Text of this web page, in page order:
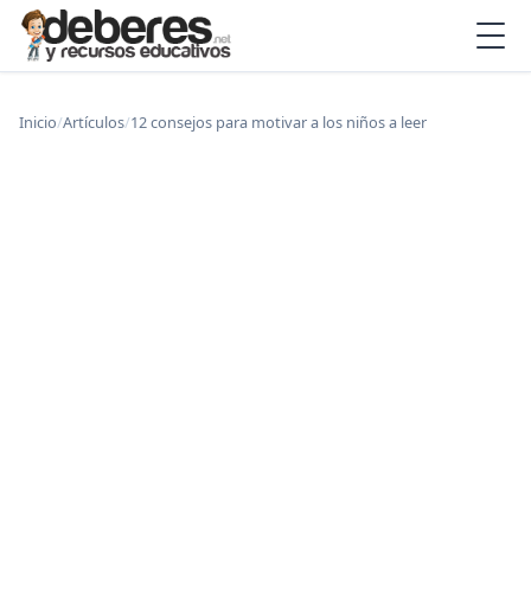
Inicio/Artículos/12 consejos para motivar a los niños a leer